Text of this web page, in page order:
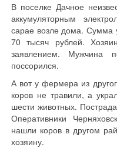
В поселке Дачное
аккумуляторным
сарае возле дома. Сумма
70 тысяч рублей.
заявлением. Мужчина
поссорился.
А вот у фермера из
коров не травили, а
шести животных.
Оперативники
нашли коров в другом
хозяину.